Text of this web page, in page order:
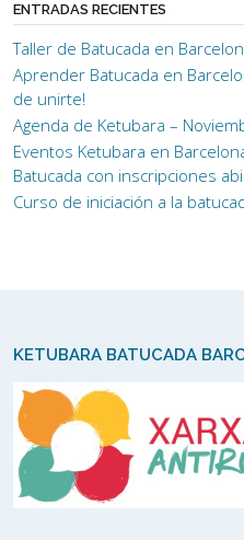
ENTRADAS RECIENTES
Taller de Batucada en
Aprender Batucada en
de unirte!
Agenda de Ketubara –
Eventos Ketubara en
Batucada con inscripciones
Curso de iniciación a la
KETUBARA BATUCADA